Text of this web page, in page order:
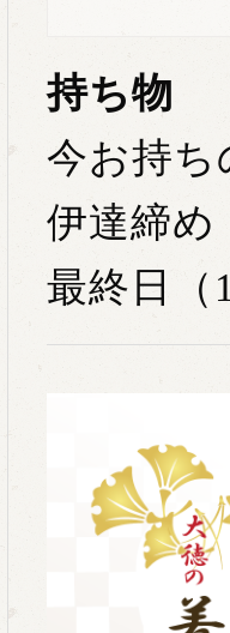
持ち物
今お持ち
伊達締め
最終日（